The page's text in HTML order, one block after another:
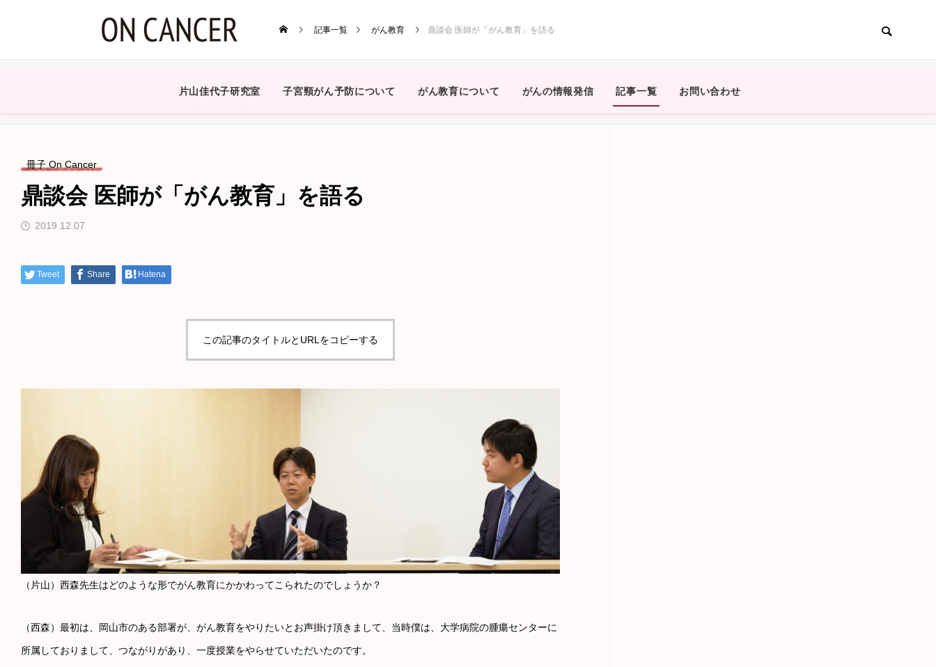
記事一覧 がん教育 鼎談会 医師が「がん教育」を語る
片山佳代子研究室 子宮頸がん予防について がん教育について がんの情報発信 記事一覧 お問い合わせ
冊子 On Cancer
鼎談会 医師が「がん教育」を語る
2019.12.07
Tweet Share Hatena
この記事のタイトルとURLをコピーする
（片山）西森先生はどのような形でがん教育にかかわってこられたのでしょうか？
（西森）最初は、岡山市のある部署が、がん教育をやりたいとお声掛け頂きまして、当時僕は、大学病院の腫瘍センターに
所属しておりまして、つながりがあり、一度授業をやらせていただいたのです。